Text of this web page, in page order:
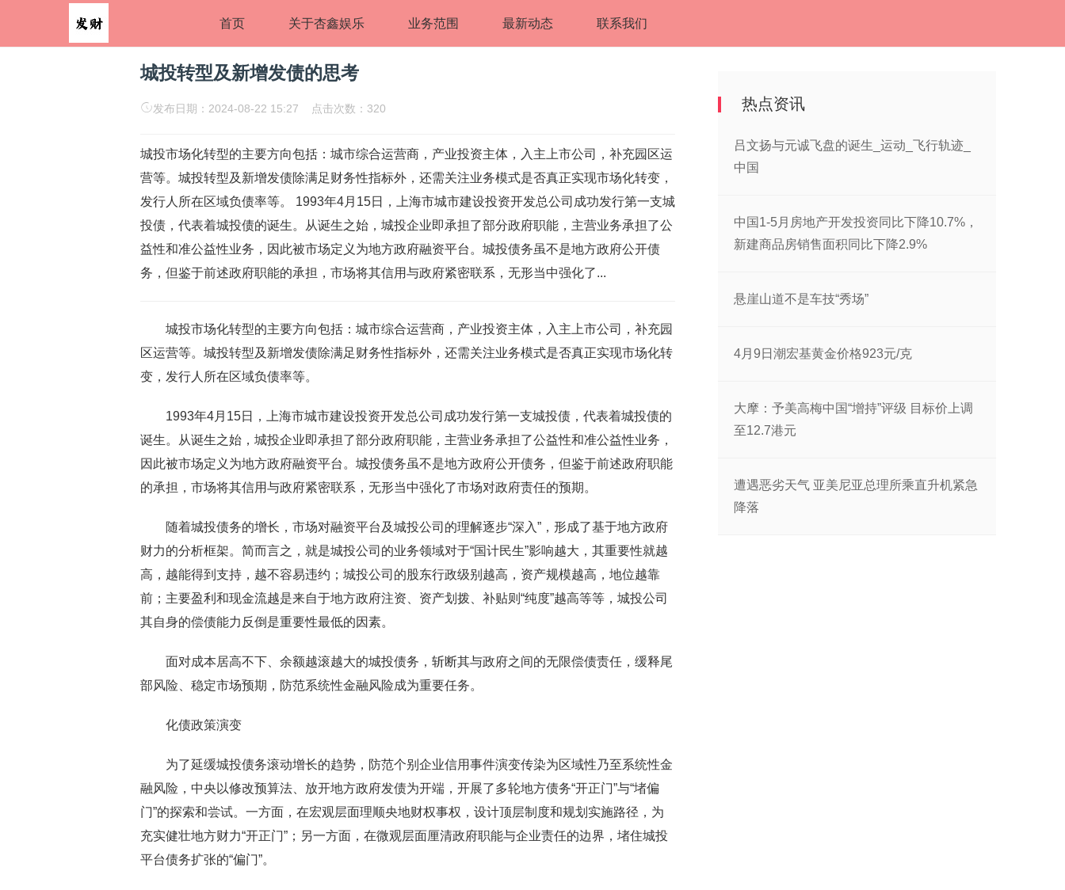
首页 关于杏鑫娱乐 业务范围 最新动态 联系我们
城投转型及新增发债的思考
发布日期：2024-08-22 15:27 点击次数：320
城投市场化转型的主要方向包括：城市综合运营商，产业投资主体，入主上市公司，补充园区运
营等。城投转型及新增发债除满足财务性指标外，还需关注业务模式是否真正实现市场化转变，
发行人所在区域负债率等。 1993年4月15日，上海市城市建设投资开发总公司成功发行第一支城
投债，代表着城投债的诞生。从诞生之始，城投企业即承担了部分政府职能，主营业务承担了公
益性和准公益性业务，因此被市场定义为地方政府融资平台。城投债务虽不是地方政府公开债
务，但鉴于前述政府职能的承担，市场将其信用与政府紧密联系，无形当中强化了...
城投市场化转型的主要方向包括：城市综合运营商，产业投资主体，入主上市公司，补充园
区运营等。城投转型及新增发债除满足财务性指标外，还需关注业务模式是否真正实现市场化转
变，发行人所在区域负债率等。
1993年4月15日，上海市城市建设投资开发总公司成功发行第一支城投债，代表着城投债的
诞生。从诞生之始，城投企业即承担了部分政府职能，主营业务承担了公益性和准公益性业务，
因此被市场定义为地方政府融资平台。城投债务虽不是地方政府公开债务，但鉴于前述政府职能
的承担，市场将其信用与政府紧密联系，无形当中强化了市场对政府责任的预期。
随着城投债务的增长，市场对融资平台及城投公司的理解逐步“深入”，形成了基于地方政府
财力的分析框架。简而言之，就是城投公司的业务领域对于“国计民生”影响越大，其重要性就越
高，越能得到支持，越不容易违约；城投公司的股东行政级别越高，资产规模越高，地位越靠
前；主要盈利和现金流越是来自于地方政府注资、资产划拨、补贴则“纯度”越高等等，城投公司
其自身的偿债能力反倒是重要性最低的因素。
面对成本居高不下、余额越滚越大的城投债务，斩断其与政府之间的无限偿债责任，缓释尾
部风险、稳定市场预期，防范系统性金融风险成为重要任务。
化债政策演变
为了延缓城投债务滚动增长的趋势，防范个别企业信用事件演变传染为区域性乃至系统性金
融风险，中央以修改预算法、放开地方政府发债为开端，开展了多轮地方债务“开正门”与“堵偏
门”的探索和尝试。一方面，在宏观层面理顺央地财权事权，设计顶层制度和规划实施路径，为
充实健壮地方财力“开正门”；另一方面，在微观层面厘清政府职能与企业责任的边界，堵住城投
平台债务扩张的“偏门”。
热点资讯
吕文扬与元诚飞盘的诞生_运动_飞行轨迹_
中国
中国1-5月房地产开发投资同比下降10.7%，
新建商品房销售面积同比下降2.9%
悬崖山道不是车技“秀场”
4月9日潮宏基黄金价格923元/克
大摩：予美高梅中国“增持”评级 目标价上调
至12.7港元
遭遇恶劣天气 亚美尼亚总理所乘直升机紧急
降落